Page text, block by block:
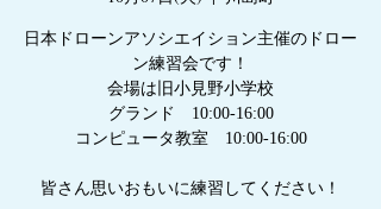
日本ドローンアソシエイション主催のドロー
ン練習会です！
会場は旧小見野小学校
グランド 10:00-16:00
コンピュータ教室 10:00-16:00
皆さん思いおもいに練習してください！